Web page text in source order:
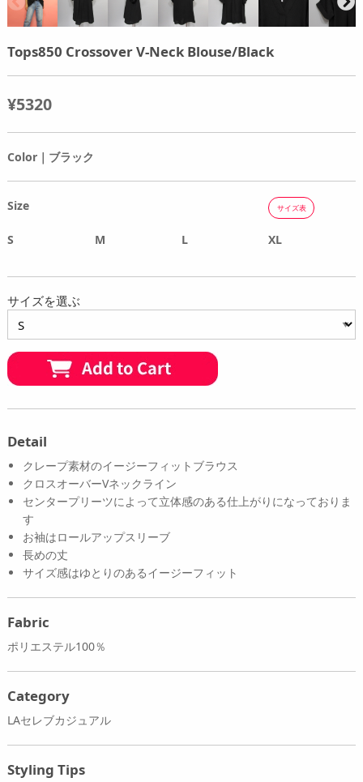
Tops850 Crossover V-Neck Blouse/Black
¥5320
Color｜ブラック
Size サイズ表
S M L XL
サイズを選ぶ
Detail
クレープ素材のイージーフィットブラウス
クロスオーバーVネックライン
センタープリーツによって立体感のある仕上がりになっておりま
す
お袖はロールアップスリーブ
長めの丈
サイズ感はゆとりのあるイージーフィット
Fabric
ポリエステル100％
Category
LAセレブカジュアル
Styling Tips